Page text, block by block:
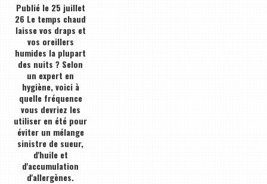
Publié le 25 juillet
26 Le temps chaud
laisse vos draps et
vos oreillers
humides la plupart
des nuits ? Selon
un expert en
hygiène, voici à
quelle fréquence
vous devriez les
utiliser en été pour
éviter un mélange
sinistre de sueur,
d'huile et
d'accumulation
d'allergènes.